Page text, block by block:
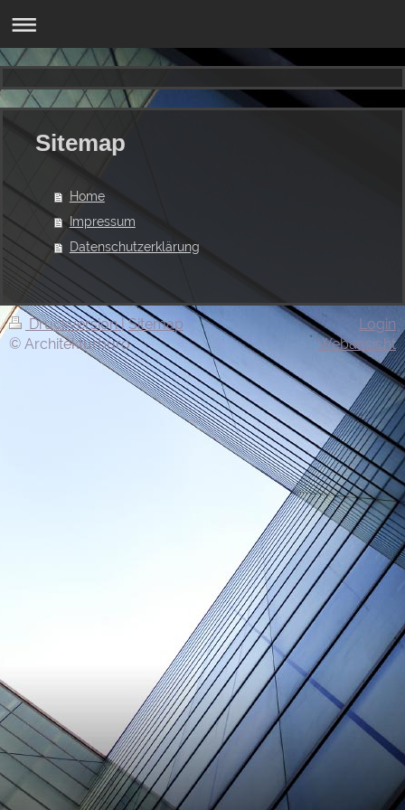
Sitemap
Home
Impressum
Datenschutzerklärung
Druckversion| Sitemap
© Architekturbüro
Login
Webansicht